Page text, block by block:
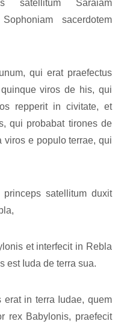
satellitum Saraiam
sacerdotem
qui erat praefectus
viros de his, qui
repperit in civitate, et
qui probabat tirones de
viros e populo terrae, qui
satellitum duxit
et interfecit in Rebla
est Iuda de terra sua.
erat in terra Iudae, quem
rex Babylonis, praefecit